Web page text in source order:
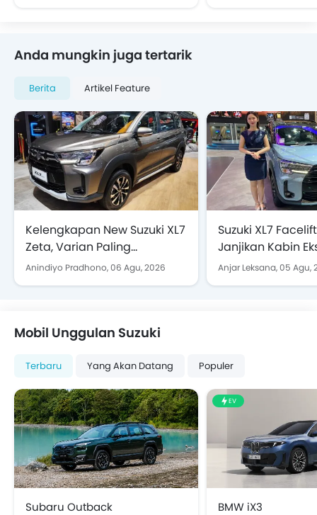
Anda mungkin juga tertarik
Berita Artikel Feature
Kelengkapan New Suzuki XL7
Zeta, Varian Paling
Terjangkau yang Layak
Anindiyo Pradhono,06 Agu, 2026
Suzuki XL7
Janjikan Kabin
Lapang dan
Anjar Leksana,05 Agu,
Mobil Unggulan Suzuki
Terbaru Yang Akan Datang Populer
Subaru Outback
EV
BMW iX3